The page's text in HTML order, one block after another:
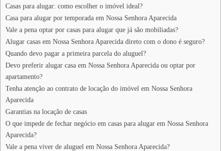
Casas para alugar: como escolher o imóvel ideal?
Casa para alugar por temporada em Nossa Senhora Aparecida
Vale a pena optar por casas para alugar que já são mobiliadas?
Alugar casas em Nossa Senhora Aparecida direto com o dono é seguro?
Quando devo pagar a primeira parcela do aluguel?
Devo preferir alugar casa em Nossa Senhora Aparecida ou optar por
apartamento?
Tenha atenção ao contrato de locação do imóvel em Nossa Senhora
Aparecida
Garantias na locação de casas
O que impede de fechar negócio em casas para alugar em Nossa Senhora
Aparecida?
Vale a pena viver de aluguel em Nossa Senhora Aparecida?